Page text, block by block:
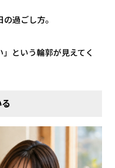
過ごし方。
という輪郭が見えてく